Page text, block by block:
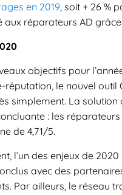
en 2019, soit + 26 %
réparateurs AD
objectifs pour
le nouvel outil
simplement. La
: les
de 4,71/5.
l’un des enjeux de
avec des
Par ailleurs, le réseau